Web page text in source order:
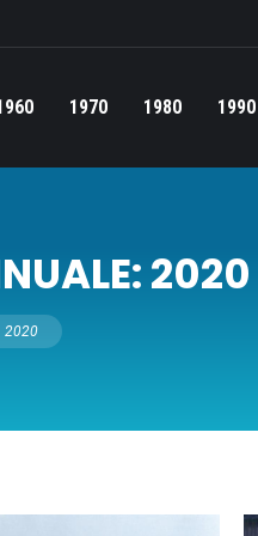
1970 1980 1990
2020
2020